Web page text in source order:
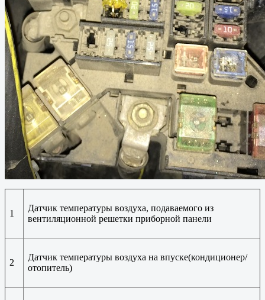
1
Датчик температуры воздуха, подаваемого из
вентиляционной решетки приборной панели
2
Датчик температуры воздуха на впуске(кондиционер/
отопитель)